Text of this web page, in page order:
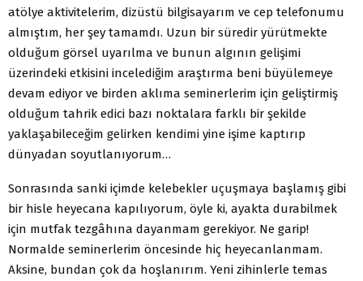
atölye aktivitelerim, dizüstü bilgisayarım ve cep telefonumu
almıştım, her şey tamamdı. Uzun bir süredir yürütmekte
olduğum görsel uyarılma ve bunun algının gelişimi
üzerindeki etkisini incelediğim araştırma beni büyülemeye
devam ediyor ve birden aklıma seminerlerim için geliştirmiş
olduğum tahrik edici bazı noktalara farklı bir şekilde
yaklaşabileceğim gelirken kendimi yine işime kaptırıp
dünyadan soyutlanıyorum…
Sonrasında sanki içimde kelebekler uçuşmaya başlamış gibi
bir hisle heyecana kapılıyorum, öyle ki, ayakta durabilmek
için mutfak tezgâhına dayanmam gerekiyor. Ne garip!
Normalde seminerlerim öncesinde hiç heyecanlanmam.
Aksine, bundan çok da hoşlanırım. Yeni zihinlerle temas